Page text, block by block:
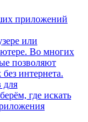
приложений
или
Во многих
позволяют
интернета.
для
где искать